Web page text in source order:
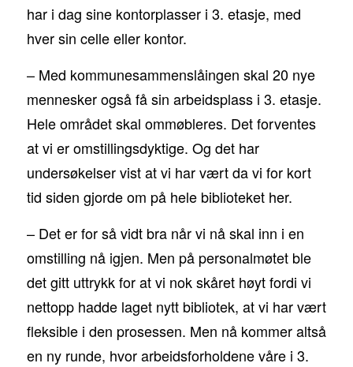
har i dag sine kontorplasser i 3. etasje, med
hver sin celle eller kontor.
– Med kommunesammenslåingen skal 20 nye
mennesker også få sin arbeidsplass i 3. etasje.
Hele området skal ommøbleres. Det forventes
at vi er omstillingsdyktige. Og det har
undersøkelser vist at vi har vært da vi for kort
tid siden gjorde om på hele biblioteket her.
– Det er for så vidt bra når vi nå skal inn i en
omstilling nå igjen. Men på personalmøtet ble
det gitt uttrykk for at vi nok skåret høyt fordi vi
nettopp hadde laget nytt bibliotek, at vi har vært
fleksible i den prosessen. Men nå kommer altså
en ny runde, hvor arbeidsforholdene våre i 3.